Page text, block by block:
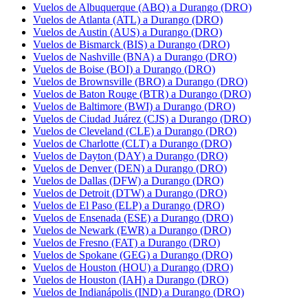
Vuelos de Albuquerque (ABQ) a Durango (DRO)
Vuelos de Atlanta (ATL) a Durango (DRO)
Vuelos de Austin (AUS) a Durango (DRO)
Vuelos de Bismarck (BIS) a Durango (DRO)
Vuelos de Nashville (BNA) a Durango (DRO)
Vuelos de Boise (BOI) a Durango (DRO)
Vuelos de Brownsville (BRO) a Durango (DRO)
Vuelos de Baton Rouge (BTR) a Durango (DRO)
Vuelos de Baltimore (BWI) a Durango (DRO)
Vuelos de Ciudad Juárez (CJS) a Durango (DRO)
Vuelos de Cleveland (CLE) a Durango (DRO)
Vuelos de Charlotte (CLT) a Durango (DRO)
Vuelos de Dayton (DAY) a Durango (DRO)
Vuelos de Denver (DEN) a Durango (DRO)
Vuelos de Dallas (DFW) a Durango (DRO)
Vuelos de Detroit (DTW) a Durango (DRO)
Vuelos de El Paso (ELP) a Durango (DRO)
Vuelos de Ensenada (ESE) a Durango (DRO)
Vuelos de Newark (EWR) a Durango (DRO)
Vuelos de Fresno (FAT) a Durango (DRO)
Vuelos de Spokane (GEG) a Durango (DRO)
Vuelos de Houston (HOU) a Durango (DRO)
Vuelos de Houston (IAH) a Durango (DRO)
Vuelos de Indianápolis (IND) a Durango (DRO)